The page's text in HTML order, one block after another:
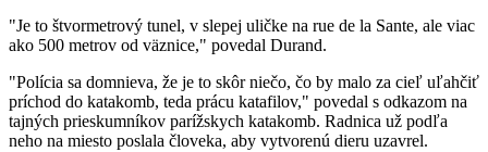
"Je to štvormetrový tunel, v slepej uličke na rue de la Sante, ale viac
ako 500 metrov od väznice," povedal Durand.
"Polícia sa domnieva, že je to skôr niečo, čo by malo za cieľ uľahčiť
príchod do katakomb, teda prácu katafilov," povedal s odkazom na
tajných prieskumníkov parížskych katakomb. Radnica už podľa
neho na miesto poslala človeka, aby vytvorenú dieru uzavrel.